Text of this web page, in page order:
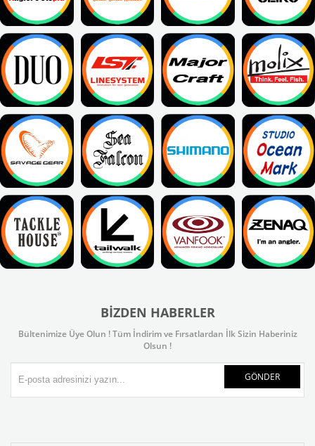
BIZDEN HABERLER
Bültenimize Üye Olun ! Tüm İndirim ve Fırsatlardan İlk Sizin Haberiniz
Olsun !
GÖNDER